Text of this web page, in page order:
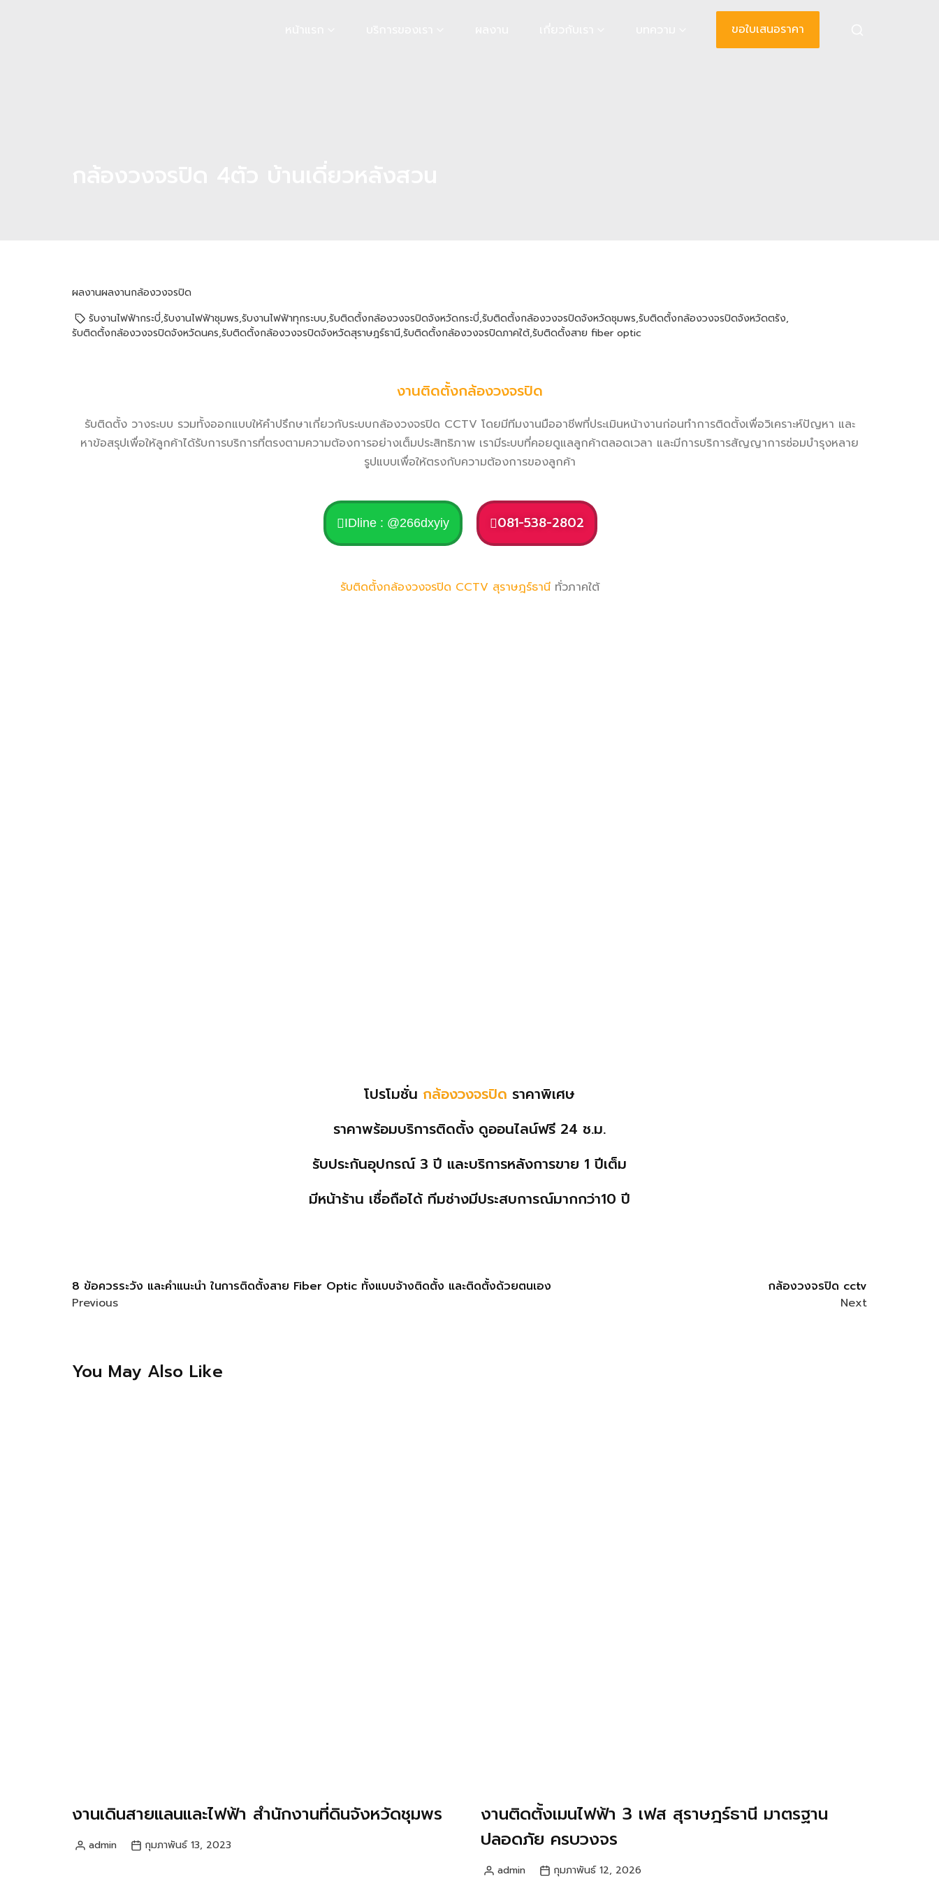
ขอใบเสนอราคา
ผลงานผลงานกล้องวงจรปิด
รับงานไฟฟ้ากระบี่,รับงานไฟฟ้าชุมพร,รับงานไฟฟ้าทุกระบบ,รับติดตั้งกล้องวงจรปิดจังหวัดกระบี่,รับติดตั้งกล้องวงจรปิดจังหวัดชุมพร,รับติดตั้งกล้องวงจรปิดจังหวัดตรัง,
รับติดตั้งกล้องวงจรปิดจังหวัดนคร,รับติดตั้งกล้องวงจรปิดจังหวัดสุราษฎร์ธานี,รับติดตั้งกล้องวงจรปิดภาคใต้,รับติดตั้งสาย fiber optic
งานติดตั้งกล้องวงจรปิด
รับติดตั้ง วางระบบ รวมทั้งออกแบบให้คำปรึกษาเกี่ยวกับระบบกล้องวงจรปิด CCTV โดยมีทีมงานมืออาชีพที่ประเมินหน้างานก่อนทำการติดตั้งเพื่อวิเคราะห์ปัญหา และ
หาข้อสรุปเพื่อให้ลูกค้าได้รับการบริการที่ตรงตามความต้องการอย่างเต็มประสิทธิภาพ เรามีระบบที่คอยดูแลลูกค้าตลอดเวลา และมีการบริการสัญญาการซ่อมบำรุงหลาย
รูปแบบเพื่อให้ตรงกับความต้องการของลูกค้า
IDline : @266dxyiy 081-538-2802
รับติดตั้งกล้องวงจรปิด CCTV สุราษฎร์ธานีทั่วภาคใต้
โปรโมชั่น กล้องวงจรปิด ราคาพิเศษ
ราคาพร้อมบริการติดตั้ง ดูออนไลน์ฟรี 24 ช.ม.
รับประกันอุปกรณ์ 3 ปี และบริการหลังการขาย 1 ปีเต็ม
มีหน้าร้าน เชื่อถือได้ ทีมช่างมีประสบการณ์มากกว่า10 ปี
8 ข้อควรระวัง และคำแนะนำ ในการติดตั้งสาย Fiber Optic ทั้งแบบจ้างติดตั้ง และติดตั้งด้วยตนเอง
Previous
กล้องวงจรปิด cctv
Next
You May Also Like
งานเดินสายแลนและไฟฟ้า สำนักงานที่ดินจังหวัดชุมพร
admin กุมภาพันธ์ 13, 2023
งานติดตั้งเมนไฟฟ้า 3 เฟส สุราษฎร์ธานี มาตรฐาน
ปลอดภัย ครบวงจร
admin กุมภาพันธ์ 12, 2026